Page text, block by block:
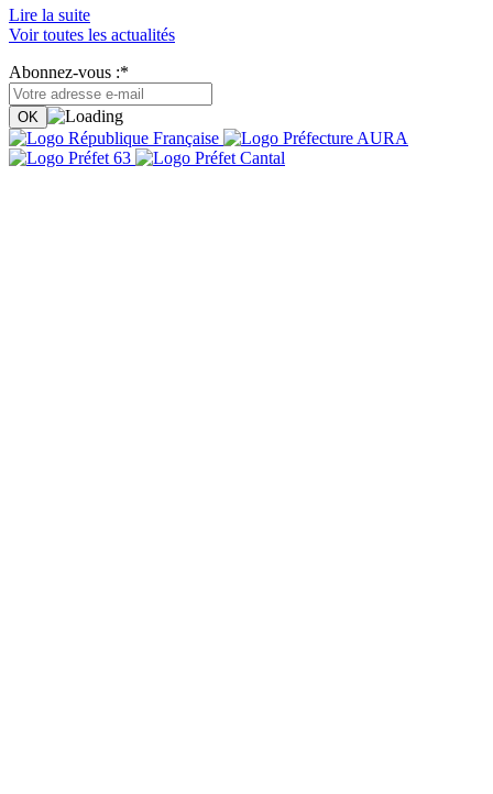
Lire la suite
Voir toutes les actualités
Abonnez-vous :*